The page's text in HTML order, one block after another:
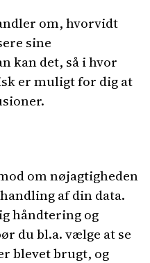
om, hvorvidt
sine
kan det, så i hvor
er muligt for dig at
om nøjagtigheden
af din data.
håndtering og
du bl.a. vælge at se
blevet brugt, og